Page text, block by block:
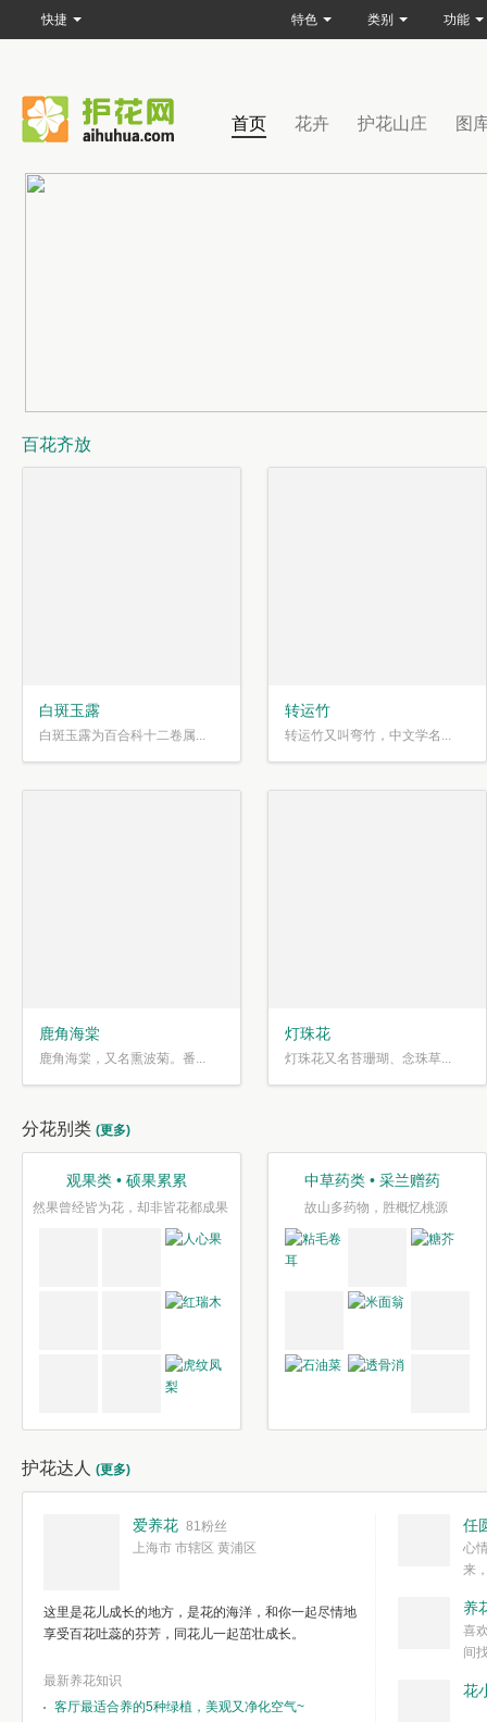
首页 花卉 护花山庄 图
百花齐放
白斑玉露
白斑玉露为百合科十二卷属...
转运竹
转运竹又叫弯竹，中文学名...
鹿角海棠
鹿角海棠，又名熏波菊。番...
灯珠花
灯珠花又名苔珊瑚、念珠草...
分花别类 (更多)
观果类 • 硕果累累
然果曾经皆为花，却非皆花都成果
中草药类 • 采兰赠药
故山多药物，胜概忆桃源
护花达人 (更多)
爱养花 81粉丝
上海市 市辖区 黄浦区
这里是花儿成长的地方，是花的海洋，和你一起尽情地
享受百花吐蕊的芬芳，同花儿一起茁壮成长。
最新养花知识
客厅最适合养的5种绿植，美观又净化空气~
任
心
来
简单愉快的心
我们自己复杂
养
喜
间
花
快捷 特色 类别 功能